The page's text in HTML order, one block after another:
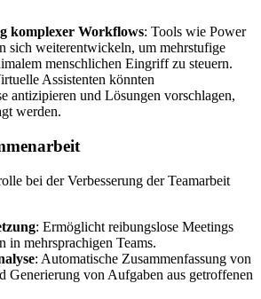
komplexer Workflows: Tools wie Power
sich weiterentwickeln, um mehrstufige
menschlichen Eingriff zu steuern.
Assistenten könnten
antizipieren und Lösungen vorschlagen,
werden.
bei der Verbesserung der Teamarbeit
: Ermöglicht reibungslose Meetings
in mehrsprachigen Teams.
: Automatische Zusammenfassung von
Generierung von Aufgaben aus getroffenen